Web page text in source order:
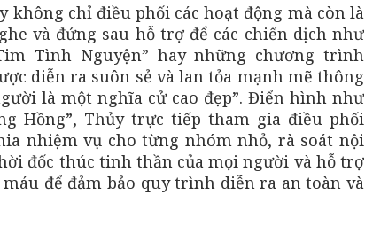
không chỉ điều phối các hoạt động mà còn là
và đứng sau hỗ trợ để các chiến dịch như
Tình Nguyện” hay những chương trình
diễn ra suôn sẻ và lan tỏa mạnh mẽ thông
là một nghĩa cử cao đẹp”. Điển hình như
Hồng”, Thủy trực tiếp tham gia điều phối
nhiệm vụ cho từng nhóm nhỏ, rà soát nội
đốc thúc tinh thần của mọi người và hỗ trợ
để đảm bảo quy trình diễn ra an toàn và